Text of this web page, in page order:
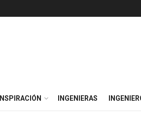
INSPIRACIÓN INGENIERAS